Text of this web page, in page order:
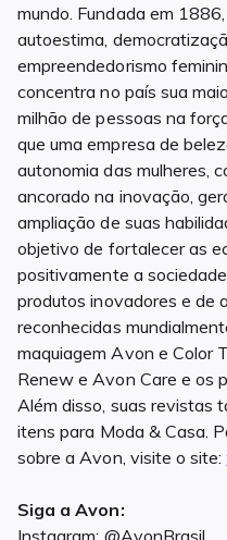
mundo. Fundada em
autoestima,
empreendedorismo
concentra no país sua
milhão de pessoas na
que uma empresa de
autonomia das mulheres,
ancorado na inovação,
ampliação de suas
objetivo de fortalecer as
positivamente a
produtos inovadores e de
reconhecidas
maquiagem Avon e Color
Renew e Avon Care e os
Além disso, suas revistas
itens para Moda & Casa.
sobre a Avon, visite o site:
Siga a Avon:
Instagram: @AvonBrasil